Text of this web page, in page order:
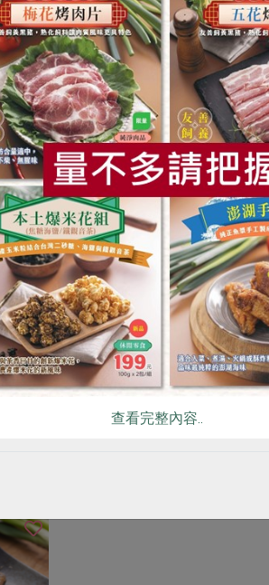
200公克(含固形量150公克)
葷
常溫
$120
立高生機股份有限公司
黑米紅豆粥
230公克
RPET 食譜 減硝酸鹽 雞蛋
查看完整內容..